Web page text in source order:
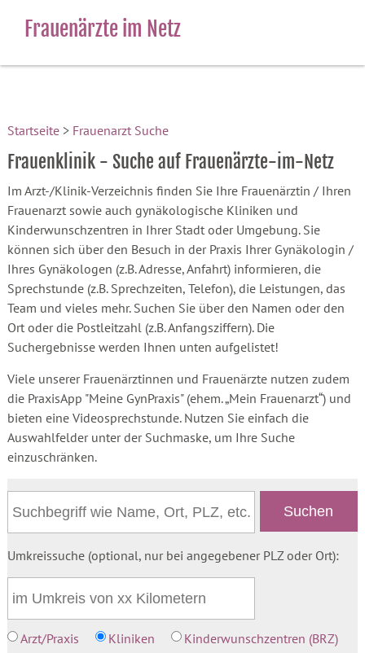
Frauenärzte im Netz
Startseite> Frauenarzt Suche
Frauenklinik - Suche auf Frauenärzte-im-Netz
Im Arzt-/Klinik-Verzeichnis finden Sie Ihre Frauenärztin / Ihren
Frauenarzt sowie auch gynäkologische Kliniken und
Kinderwunschzentren in Ihrer Stadt oder Umgebung. Sie
können sich über den Besuch in der Praxis Ihrer Gynäkologin /
Ihres Gynäkologen (z.B. Adresse, Anfahrt) informieren, die
Sprechstunde (z.B. Sprechzeiten, Telefon), die Leistungen, das
Team und vieles mehr. Suchen Sie über den Namen oder den
Ort oder die Postleitzahl (z.B. Anfangsziffern). Die
Suchergebnisse werden Ihnen unten aufgelistet!
Viele unserer Frauenärztinnen und Frauenärzte nutzen zudem
die PraxisApp "Meine GynPraxis" (ehem. „Mein Frauenarzt“) und
bieten eine Videosprechstunde. Nutzen Sie einfach die
Auswahlfelder unter der Suchmaske, um Ihre Suche
einzuschränken.
Umkreissuche (optional, nur bei angegebener PLZ oder Ort):
Arzt/Praxis Kliniken
Kinderwunschzentren (BRZ)